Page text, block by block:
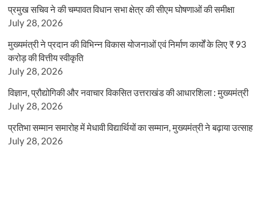
प्रमुख सचिव ने की चम्पावत विधान सभा क्षेत्र की सीएम घोषणाओं की समीक्षा
July 28, 2026
मुख्यमंत्री ने प्रदान की विभिन्न विकास योजनाओं एवं निर्माण कार्यों के लिए ₹ 93
करोड़ की वित्तीय स्वीकृति
July 28, 2026
विज्ञान, प्रौद्योगिकी और नवाचार विकसित उत्तराखंड की आधारशिला : मुख्यमंत्री
July 28, 2026
प्रतिभा सम्मान समारोह में मेधावी विद्यार्थियों का सम्मान, मुख्यमंत्री ने बढ़ाया उत्साह
July 28, 2026